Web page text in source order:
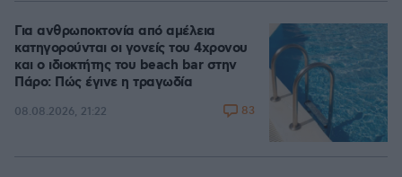
Για ανθρωποκτονία από αμέλεια
κατηγορούνται οι γονείς του 4χρονου
και ο ιδιοκτήτης του beach bar στην
Πάρο: Πώς έγινε η τραγωδία
08.08.2026, 21:22 83